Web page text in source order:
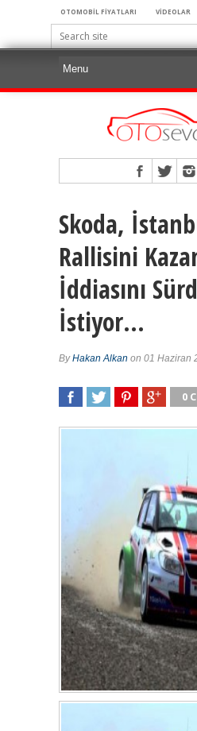
OTOMOBİL FİYATLARI VİDEOLAR
Skoda,
Rallisini
İddiasını
İstiyor…
ByHakan Alkan on 01 Haziran
0